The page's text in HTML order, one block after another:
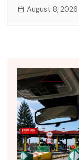
August 8, 2026